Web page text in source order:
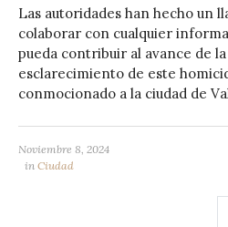
Las autoridades han hecho un
colaborar con cualquier
pueda contribuir al avance de
esclarecimiento de este
conmocionado a la ciudad de
Noviembre 8, 2024
in Ciudad